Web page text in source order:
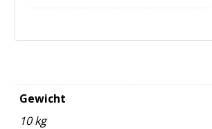
Gewicht
10 kg